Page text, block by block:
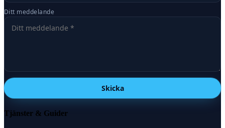
Ditt meddelande
Skicka
Tjänster & Guider